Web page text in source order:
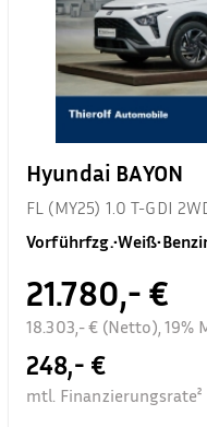
Hyundai BAYON
FL (MY25) 1.0 T-GDI
Vorführfzg.•Weiß•
21.780,- €
18.303,- € (Netto), 19%
248,- €
mtl. Finanzierungsrate²